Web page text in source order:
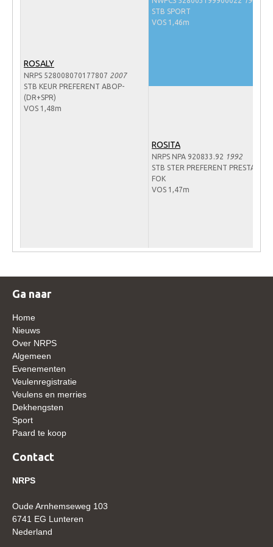
Informatie aan je paard of pony toevoegen
Onze fokkerij
Informatie veulen registratie
Hengstenselectie
Informatie Hengstenkeuring
AANMELDEN HENGSTENKEURING ONDER HET
Verrichtingsonderzoek 2023-2024
ROSALY
NRPS 528008070177807 2007
STB KEUR PREFERENT ABOP-
(DR+SPR)
VOS 1,48m
STB SPORT
VOS 1,46m
ROSITA
NRPS NPA 920833.92 1992
STB STER PREFERENT PRESTATIE-
FOK
VOS 1,47m
Ga naar
Home
Nieuws
Over NRPS
Algemeen
Evenementen
Veulenregistratie
Veulens en merries
Dekhengsten
Sport
Paard te koop
Contact
NRPS
Oude Arnhemseweg 103
6741 EG Lunteren
Nederland